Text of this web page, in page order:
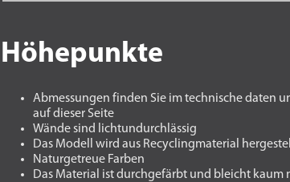
Höhepunkte
Abmessungen finden Sie im technische daten
auf dieser Seite
Wände sind lichtundurchlässig
Das Modell wird aus Recyclingmaterial
Naturgetreue Farben
Das Material ist durchgefärbt und bleicht kaum